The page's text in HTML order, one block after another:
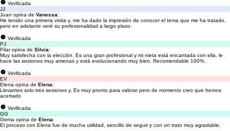
Verificada
JJ
Juan opina de Vanessa:
He tenido una primera visita y, me ha dado la impresión de conocer el tema que me ha tratado,
pero en adelante veré su profesionalidad a largo plazo.
Verificada
PJ
Pilar opina de Silvia:
Muy satisfecha con la elección. Es una gran profesional y mi nieta está encantada con ella, le
hace las sesiones muy amenas y está evolucionando muy bien. Recomendable 100%.
Verificada
EV
Elena opina de Elena:
Llevamos solo tres sesiones y. Es muy pronto para valorar pero de momento creo que hemos
acertado
Verificada
GG
Gema opina de Elena:
El proceso con Elena fue de mucha utilidad, sencillo de seguir y con un trato muy agradable.